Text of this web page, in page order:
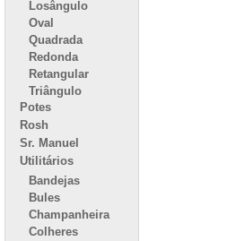
Losângulo
Oval
Quadrada
Redonda
Retangular
Triângulo
Potes
Rosh
Sr. Manuel
Utilitários
Bandejas
Bules
Champanheira
Colheres